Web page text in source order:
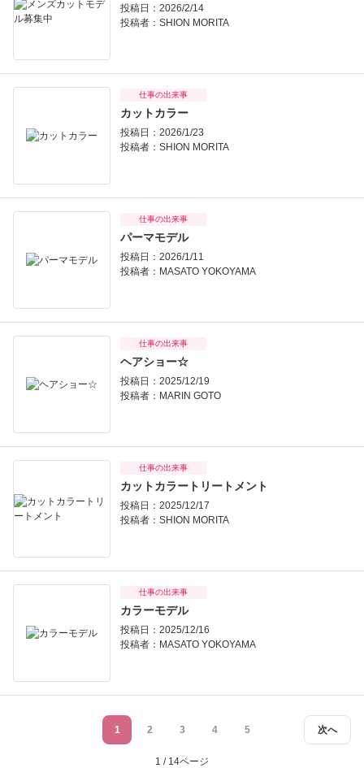
投稿日：2026/2/14
投稿者： SHION MORITA
仕事の出来事
カットカラー
投稿日：2026/1/23
投稿者： SHION MORITA
仕事の出来事
パーマモデル
投稿日：2026/1/11
投稿者： MASATO YOKOYAMA
仕事の出来事
ヘアショー☆
投稿日：2025/12/19
投稿者： MARIN GOTO
仕事の出来事
カットカラートリートメント
投稿日：2025/12/17
投稿者： SHION MORITA
仕事の出来事
カラーモデル
投稿日：2025/12/16
投稿者： MASATO YOKOYAMA
次へ
1 2 3 4 5
1 / 14ページ